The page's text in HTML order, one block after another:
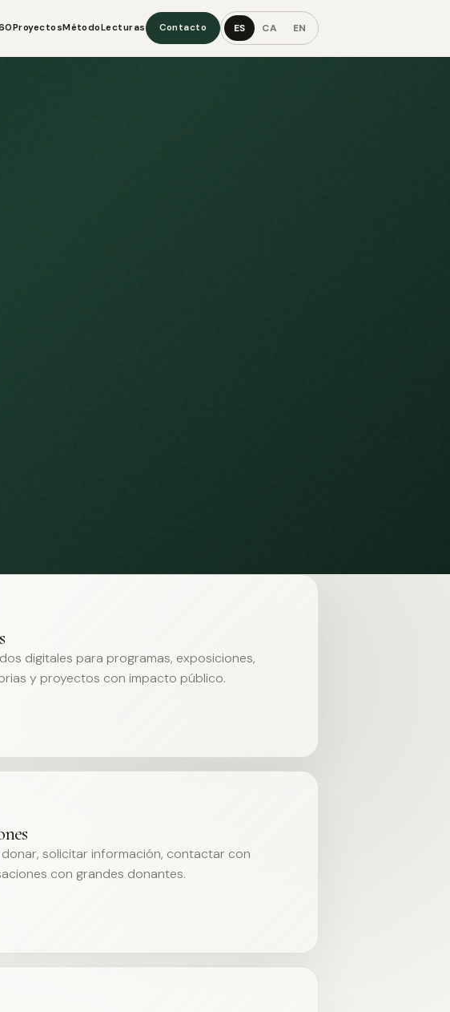
ProyectosMétodoLecturas Contacto ES CA EN
digitales para programas, exposiciones,
y proyectos con impacto público.
solicitar información, contactar con
con grandes donantes.